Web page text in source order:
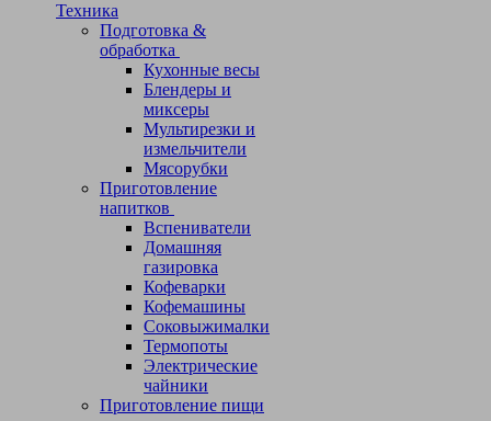
Техника
Подготовка &
обработка
Кухонные весы
Блендеры и
миксеры
Мультирезки и
измельчители
Мясорубки
Приготовление
напитков
Вспениватели
Домашняя
газировка
Кофеварки
Кофемашины
Соковыжималки
Термопоты
Электрические
чайники
Приготовление пищи